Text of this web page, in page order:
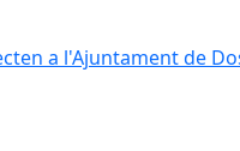
a l'Ajuntament de